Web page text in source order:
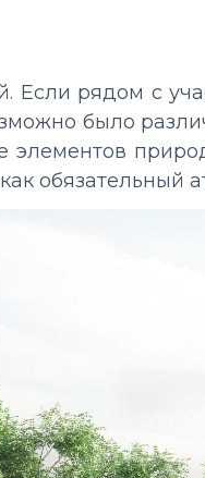
Если рядом с
было
обязательный